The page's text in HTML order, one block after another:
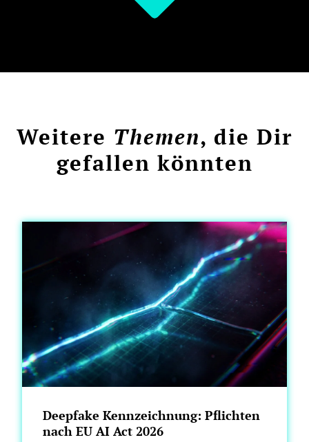
Weitere Themen, die Dir
gefallen könnten
Deepfake Kennzeichnung: Pflichten
nach EU AI Act 2026